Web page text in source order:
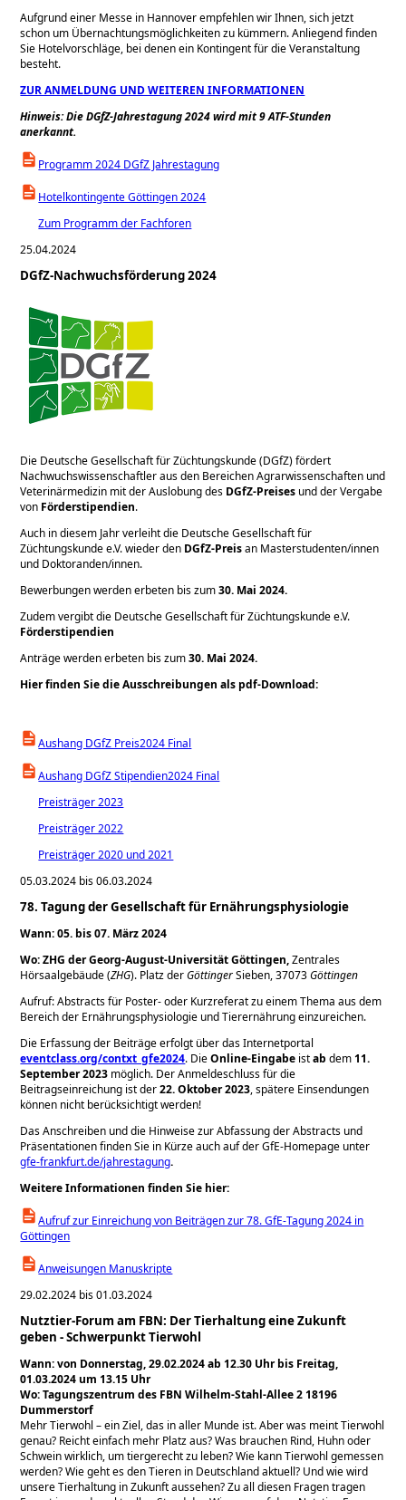
Aufgrund einer Messe in Hannover empfehlen wir Ihnen, sich jetzt
schon um Übernachtungsmöglichkeiten zu kümmern. Anliegend finden
Sie Hotelvorschläge, bei denen ein Kontingent für die Veranstaltung
besteht.
ZUR ANMELDUNG UND WEITEREN INFORMATIONEN
Hinweis: Die DGfZ-Jahrestagung 2024 wird mit 9 ATF-Stunden
anerkannt.
Programm 2024 DGfZ Jahrestagung
Hotelkontingente Göttingen 2024
Zum Programm der Fachforen
25.04.2024
DGfZ-Nachwuchsförderung 2024
Die Deutsche Gesellschaft für Züchtungskunde (DGfZ) fördert
Nachwuchswissenschaftler aus den Bereichen Agrarwissenschaften und
Veterinärmedizin mit der Auslobung des DGfZ-Preises und der Vergabe
von Förderstipendien.
Auch in diesem Jahr verleiht die Deutsche Gesellschaft für
Züchtungskunde e.V. wieder den DGfZ-Preisan Masterstudenten/innen
und Doktoranden/innen.
Bewerbungen werden erbeten bis zum30. Mai 2024.
Zudem vergibt die Deutsche Gesellschaft für Züchtungskunde e.V.
Förderstipendien
Anträge werden erbeten bis zum30. Mai 2024.
Hier finden Sie die Ausschreibungen als pdf-Download:
Aushang DGfZ Preis2024 Final
Aushang DGfZ Stipendien2024 Final
Preisträger 2023
Preisträger 2022
Preisträger 2020 und 2021
05.03.2024 bis 06.03.2024
78. Tagung der Gesellschaft für Ernährungsphysiologie
Wann: 05. bis 07. März 2024
Wo:ZHG der Georg-August-Universität Göttingen,Zentrales
Hörsaalgebäude (ZHG). Platz derGöttingerSieben, 37073Göttingen
Aufruf: Abstracts für Poster- oder Kurzreferat zu einem Thema aus dem
Bereich der Ernährungsphysiologie und Tierernährung einzureichen.
Die Erfassung der Beiträge erfolgt über das Internetportal
eventclass.org/contxt_gfe2024. DieOnline-Eingabe istab dem11.
September 2023 möglich. Der Anmeldeschluss für die
Beitragseinreichung ist der22. Oktober 2023, spätere Einsendungen
können nicht berücksichtigt werden!
Das Anschreiben und die Hinweise zur Abfassung der Abstracts und
Präsentationen finden Sie in Kürze auch auf der GfE-Homepage unter
gfe-frankfurt.de/jahrestagung.
Weitere Informationen finden Sie hier:
Aufruf zur Einreichung von Beiträgen zur 78. GfE-Tagung 2024 in
Göttingen
Anweisungen Manuskripte
29.02.2024 bis 01.03.2024
Nutztier-Forum am FBN: Der Tierhaltung eine Zukunft
geben - Schwerpunkt Tierwohl
Wann: von Donnerstag, 29.02.2024 ab 12.30 Uhr bis Freitag,
01.03.2024 um 13.15 Uhr
Wo: Tagungszentrum des FBN Wilhelm-Stahl-Allee 2 18196
Dummerstorf
Mehr Tierwohl – ein Ziel, das in aller Munde ist. Aber was meint Tierwohl
genau? Reicht einfach mehr Platz aus? Was brauchen Rind, Huhn oder
Schwein wirklich, um tiergerecht zu leben? Wie kann Tierwohl gemessen
werden? Wie geht es den Tieren in Deutschland aktuell? Und wie wird
unsere Tierhaltung in Zukunft aussehen? Zu all diesen Fragen tragen